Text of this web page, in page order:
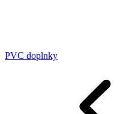
PVC doplnky